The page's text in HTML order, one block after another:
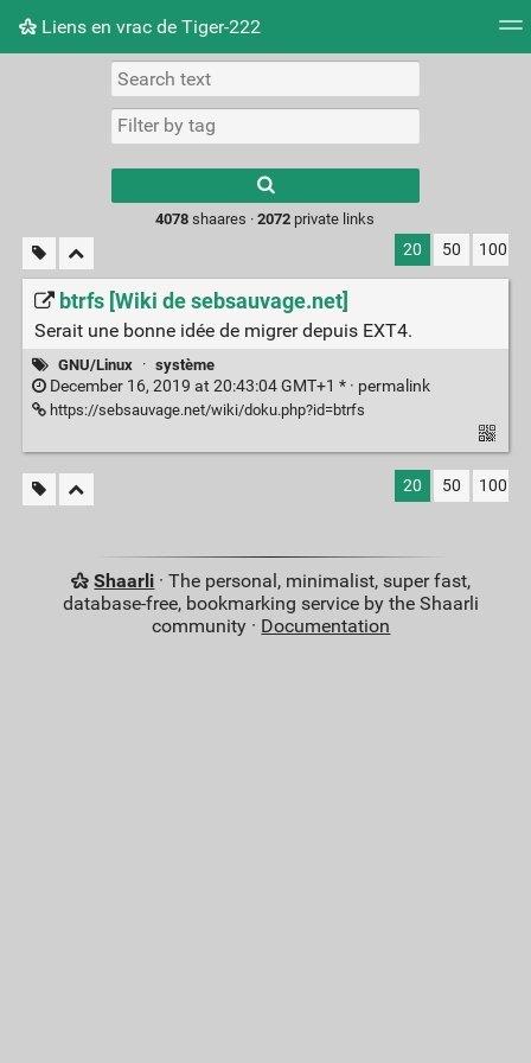
Liens en vrac de Tiger-222
Picture wall
results.
4078 shaares ·2072 private links
20 50 100
btrfs [Wiki de sebsauvage.net]
Serait une bonne idée de migrer depuis EXT4.
GNU/Linux · système
December 16, 2019 at 20:43:04 GMT+1 * · permalink
https://sebsauvage.net/wiki/doku.php?id=btrfs
20 50 100
Shaarli · The personal, minimalist, super fast,
database-free, bookmarking service by the Shaarli
community · Documentation